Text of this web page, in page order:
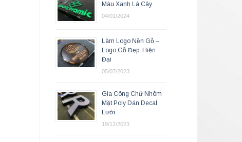
Màu Xanh Lá Cây
04/01/2024
Làm Logo Nền Gỗ –
Logo Gỗ Đẹp, Hiện
Đại
05/07/2023
Gia Công Chữ Nhôm
Mặt Poly Dán Decal
Lưới
19/12/2023